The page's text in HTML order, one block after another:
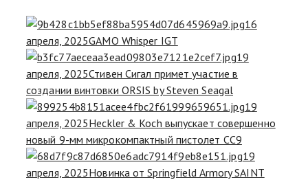
16
апреля, 2025GAMO Whisper IGT
19
апреля, 2025Стивен Сигал примет участие в
создании винтовки ORSIS by Steven Seagal
19
апреля, 2025Heckler & Koch выпускает совершенно
новый 9-мм микрокомпактный пистолет CC9
19
апреля, 2025Новинка от Springfield Armory SAINT